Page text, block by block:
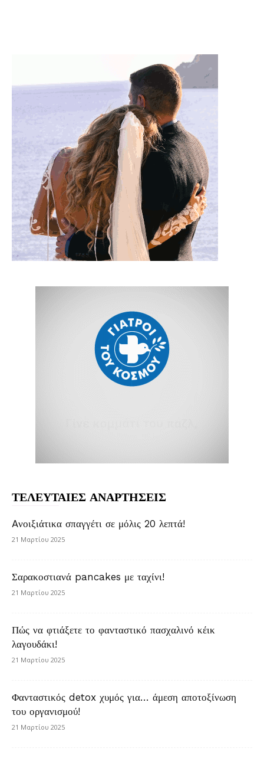
ΤΕΛΕΥΤΑΙΕΣ ΑΝΑΡΤΗΣΕΙΣ
Aνοιξιάτικα σπαγγέτι σε μόλις 20 λεπτά!
21 Μαρτίου 2025
Σαρακοστιανά pancakes με ταχίνι!
21 Μαρτίου 2025
Πώς να φτιάξετε το φανταστικό πασχαλινό κέικ
λαγουδάκι!
21 Μαρτίου 2025
Φανταστικός detox χυμός για… άμεση αποτοξίνωση
του οργανισμού!
21 Μαρτίου 2025